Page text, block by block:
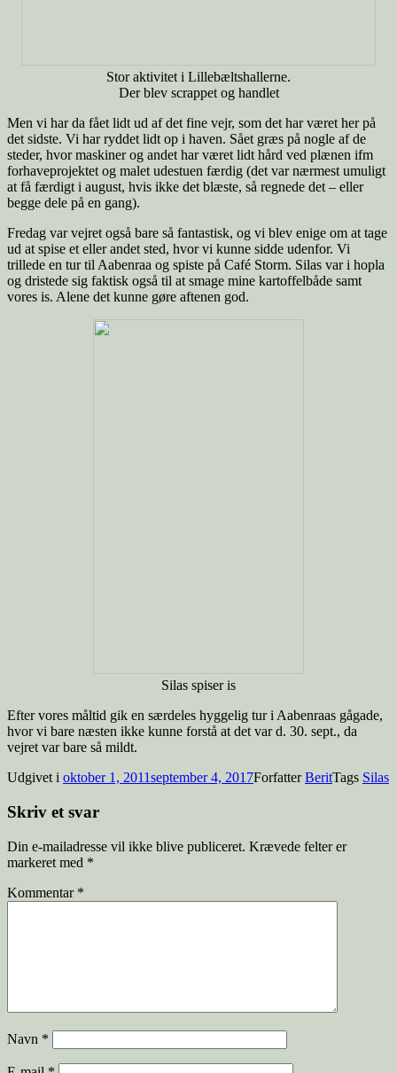
Stor aktivitet i Lillebæltshallerne.
Der blev scrappet og handlet
Men vi har da fået lidt ud af det fine vejr, som det har været her på
det sidste. Vi har ryddet lidt op i haven. Sået græs på nogle af de
steder, hvor maskiner og andet har været lidt hård ved plænen ifm
forhaveprojektet og malet udestuen færdig (det var nærmest umuligt
at få færdigt i august, hvis ikke det blæste, så regnede det – eller
begge dele på en gang).
Fredag var vejret også bare så fantastisk, og vi blev enige om at tage
ud at spise et eller andet sted, hvor vi kunne sidde udenfor. Vi
trillede en tur til Aabenraa og spiste på Café Storm. Silas var i hopla
og dristede sig faktisk også til at smage mine kartoffelbåde samt
vores is. Alene det kunne gøre aftenen god.
Silas spiser is
Efter vores måltid gik en særdeles hyggelig tur i Aabenraas gågade,
hvor vi bare næsten ikke kunne forstå at det var d. 30. sept., da
vejret var bare så mildt.
Udgivet i oktober 1, 2011september 4, 2017ForfatterBeritTags Silas
Skriv et svar
Din e-mailadresse vil ikke blive publiceret. Krævede felter er
markeret med *
Kommentar *
Navn *